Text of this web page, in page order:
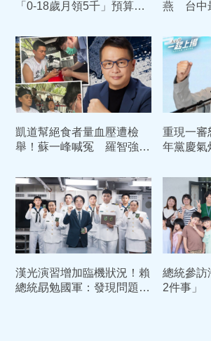
「0-18歲月領5千」預算入
時
燕 台中
凱道幫絕食者量血壓遭檢
舉！蘇一峰喊冤 羅智強聲
重現一審
年黨慶
漢光演習增加臨機狀況！賴
總統勗勉國軍：發現問題立
總統參訪
2件事」